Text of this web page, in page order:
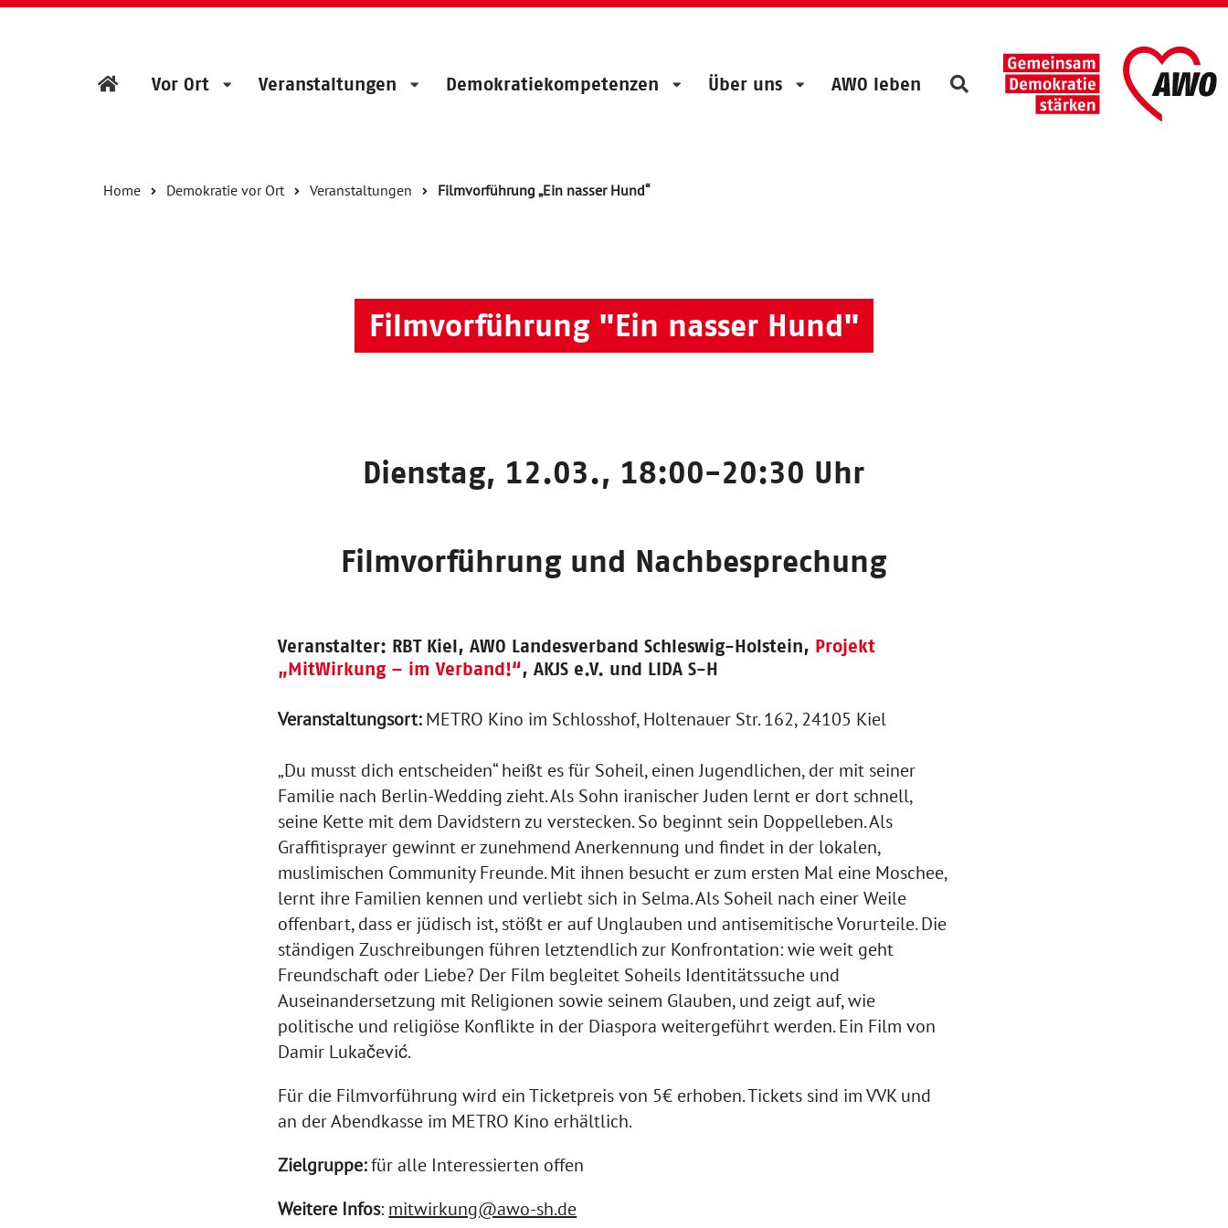
Vor Ort Veranstaltungen Demokratiekompetenzen Über uns AWO leben
Home Demokratie vor Ort Veranstaltungen Filmvorführung „Ein nasser Hund“
Filmvorführung "Ein nasser Hund"
Dienstag, 12.03., 18:00-20:30 Uhr
Filmvorführung und Nachbesprechung
Veranstalter: RBT Kiel,AWO Landesverband Schleswig-Holstein, Projekt
„MitWirkung – im Verband!“, AKJS e.V. und LIDA S-H
Veranstaltungsort:METRO Kino im Schlosshof, Holtenauer Str. 162, 24105 Kiel
„Du musst dich entscheiden“ heißt es für Soheil, einen Jugendlichen, der mit seiner
Familie nach Berlin-Wedding zieht. Als Sohn iranischer Juden lernt er dort schnell,
seine Kette mit dem Davidstern zu verstecken. So beginnt sein Doppelleben. Als
Graffitisprayer gewinnt er zunehmend Anerkennung und findet in der lokalen,
muslimischen Community Freunde. Mit ihnen besucht er zum ersten Mal eine Moschee,
lernt ihre Familien kennen und verliebt sich in Selma. Als Soheil nach einer Weile
offenbart, dass er jüdisch ist, stößt er auf Unglauben und antisemitische Vorurteile. Die
ständigen Zuschreibungen führen letztendlich zur Konfrontation: wie weit geht
Freundschaft oder Liebe? Der Film begleitet Soheils Identitätssuche und
Auseinandersetzung mit Religionen sowie seinem Glauben, und zeigt auf, wie
politische und religiöse Konflikte in der Diaspora weitergeführt werden. Ein Film von
Damir Lukačević.
Für die Filmvorführung wird ein Ticketpreis von 5€ erhoben. Tickets sind im VVK und
an der Abendkasse im METRO Kino erhältlich.
Zielgruppe:für alle Interessierten offen
Weitere Infos: mitwirkung@awo-sh.de